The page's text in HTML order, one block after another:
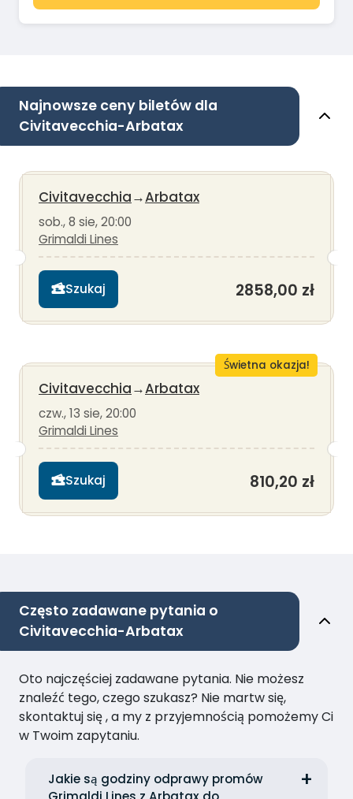
Najnowsze ceny biletów dla
Civitavecchia-Arbatax
Civitavecchia→Arbatax
sob., 8 sie, 20:00
Grimaldi Lines
Szukaj 2858,00 zł
Świetna okazja!
Civitavecchia→Arbatax
czw., 13 sie, 20:00
Grimaldi Lines
Szukaj 810,20 zł
Często zadawane pytania o
Civitavecchia-Arbatax
Oto najczęściej zadawane pytania. Nie możesz
znaleźć tego, czego szukasz? Nie martw się,
skontaktuj się , a my z przyjemnością pomożemy Ci
w Twoim zapytaniu.
Jakie są godziny odprawy promów